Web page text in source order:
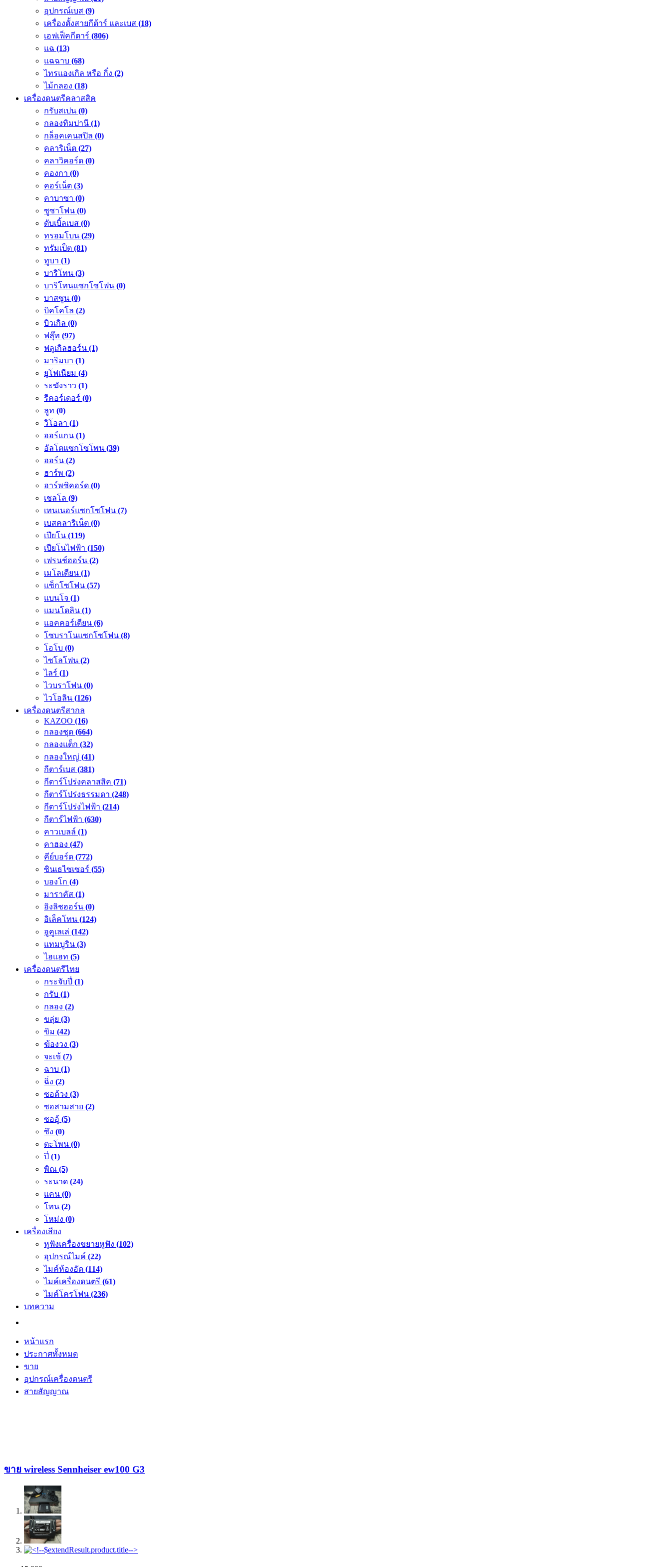
อุปกรณ์เบส (9)
เครื่องตั้งสายกีต้าร์ และเบส (18)
เอฟเฟ็คกีตาร์ (806)
แฉ (13)
แฉฉาบ (68)
ไทรแองเกิล หรือ กิ๋ง (2)
ไม้กลอง (18)
เครื่องดนตรีคลาสสิค
กรับสเปน (0)
กลองทิมปานี (1)
กล็อคเคนสปิล (0)
คลาริเน็ต (27)
คลาวิคอร์ด (0)
คองกา (0)
คอร์เน็ต (3)
คาบาซา (0)
ซูซาโฟน (0)
ดับเบิ้ลเบส (0)
ทรอมโบน (29)
ทรัมเป็ต (81)
ทูบา (1)
บาริโทน (3)
บาริโทนแซกโซโฟน (0)
บาสซูน (0)
บิคโคโล (2)
บิวเกิล (0)
ฟลุ๊ท (97)
ฟลูเกิลฮอร์น (1)
มาริมบา (1)
ยูโฟเนียม (4)
ระฆังราว (1)
รีคอร์เดอร์ (0)
ลูท (0)
วิโอลา (1)
ออร์แกน (1)
อัลโตแซกโซโพน (39)
ฮอร์น (2)
ฮาร์พ (2)
ฮาร์พซิคอร์ด (0)
เชลโล (9)
เทนเนอร์แซกโซโฟน (7)
เบสคลาริเน็ต (0)
เปียโน (119)
เปียโนไฟฟ้า (150)
เฟรนช์ฮอร์น (2)
เมโลเดียน (1)
แซ็กโซโฟน (57)
แบนโจ (1)
แมนโดลิน (1)
แอคคอร์เดียน (6)
โซบราโนแซกโซโฟน (8)
โอโบ (0)
ไซโลโฟน (2)
ไลร์ (1)
ไวบราโฟน (0)
ไวโอลิน (126)
เครื่องดนตรีสากล
KAZOO (16)
กลองชุด (664)
กลองแต็ก (32)
กลองใหญ่ (41)
กีตาร์เบส (381)
กีตาร์โปร่งคลาสสิค (71)
กีตาร์โปร่งธรรมดา (248)
กีตาร์โปร่งไฟฟ้า (214)
กีตาร์ไฟฟ้า (630)
คาวเบลล์ (1)
คาฮอง (47)
คีย์บอร์ด (772)
ซินเธไซเซอร์ (55)
บองโก (4)
มาราคัส (1)
อิงลิชฮอร์น (0)
อิเล็คโทน (124)
อูคูเลเล่ (142)
แทมบูริน (3)
ไฮแฮท (5)
เครื่องดนตรีไทย
กระจับปี่ (1)
กรับ (1)
กลอง (2)
ขลุ่ย (3)
ขิม (42)
ฆ้องวง (3)
จะเข้ (7)
ฉาบ (1)
ฉิ่ง (2)
ซอด้วง (3)
ซอสามสาย (2)
ซออู้ (5)
ซึง (0)
ตะโพน (0)
ปี่ (1)
พิณ (5)
ระนาด (24)
แคน (0)
โทน (2)
โหม่ง (0)
เครื่องเสียง
หูฟังเครื่องขยายหูฟัง (102)
อุปกรณ์ไมค์ (22)
ไมค์ห้องอัด (114)
ไมค์เครื่องดนตรี (61)
ไมค์โครโฟน (236)
บทความ
หน้าแรก
ประกาศทั้งหมด
ขาย
อุปกรณ์เครื่องดนตรี
สายสัญญาณ
ขาย wireless Sennheiser ew100 G3